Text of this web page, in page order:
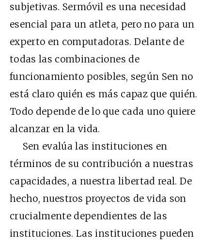
subjetivas. Sermóvil es una necesidad
esencial para un atleta, pero no para un
experto en computadoras. Delante de
todas las combinaciones de
funcionamiento posibles, según Sen no
está claro quién es más capaz que quién.
Todo depende de lo que cada uno quiere
alcanzar en la vida.
Sen evalúa las instituciones en
términos de su contribución a nuestras
capacidades, a nuestra libertad real. De
hecho, nuestros proyectos de vida son
crucialmente dependientes de las
instituciones. Las instituciones pueden